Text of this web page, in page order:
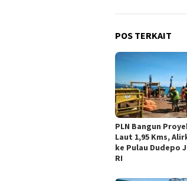
POS TERKAIT
PLN Bangun
Laut 1,95 Kms,
ke Pulau Dudepo
RI